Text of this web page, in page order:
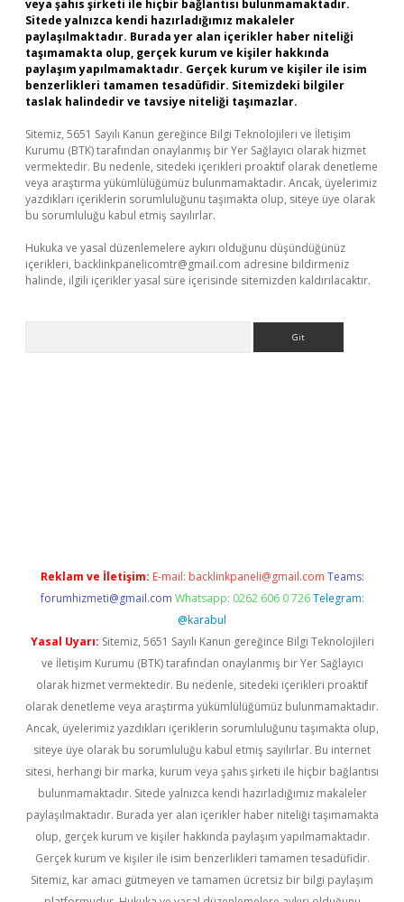
veya şahıs şirketi ile hiçbir bağlantısı bulunmamaktadır.
Sitede yalnızca kendi hazırladığımız makaleler
paylaşılmaktadır. Burada yer alan içerikler haber niteliği
taşımamakta olup, gerçek kurum ve kişiler hakkında
paylaşım yapılmamaktadır. Gerçek kurum ve kişiler ile isim
benzerlikleri tamamen tesadüfidir. Sitemizdeki bilgiler
taslak halindedir ve tavsiye niteliği taşımazlar.
Sitemiz, 5651 Sayılı Kanun gereğince Bilgi Teknolojileri ve İletişim
Kurumu (BTK) tarafından onaylanmış bir Yer Sağlayıcı olarak hizmet
vermektedir. Bu nedenle, sitedeki içerikleri proaktif olarak denetleme
veya araştırma yükümlülüğümüz bulunmamaktadır. Ancak, üyelerimiz
yazdıkları içeriklerin sorumluluğunu taşımakta olup, siteye üye olarak
bu sorumluluğu kabul etmiş sayılırlar.
Hukuka ve yasal düzenlemelere aykırı olduğunu düşündüğünüz
içerikleri, backlinkpanelicomtr@gmail.com adresine bildirmeniz
halinde, ilgili içerikler yasal süre içerisinde sitemizden kaldırılacaktır.
Reklam ve İletişim: E-mail: backlinkpaneli@gmail.com Teams:
forumhizmeti@gmail.com Whatsapp: 0262 606 0 726 Telegram:
@karabul
Yasal Uyarı: Sitemiz, 5651 Sayılı Kanun gereğince Bilgi Teknolojileri
ve İletişim Kurumu (BTK) tarafından onaylanmış bir Yer Sağlayıcı
olarak hizmet vermektedir. Bu nedenle, sitedeki içerikleri proaktif
olarak denetleme veya araştırma yükümlülüğümüz bulunmamaktadır.
Ancak, üyelerimiz yazdıkları içeriklerin sorumluluğunu taşımakta olup,
siteye üye olarak bu sorumluluğu kabul etmiş sayılırlar. Bu internet
sitesi, herhangi bir marka, kurum veya şahıs şirketi ile hiçbir bağlantısı
bulunmamaktadır. Sitede yalnızca kendi hazırladığımız makaleler
paylaşılmaktadır. Burada yer alan içerikler haber niteliği taşımamakta
olup, gerçek kurum ve kişiler hakkında paylaşım yapılmamaktadır.
Gerçek kurum ve kişiler ile isim benzerlikleri tamamen tesadüfidir.
Sitemiz, kar amacı gütmeyen ve tamamen ücretsiz bir bilgi paylaşım